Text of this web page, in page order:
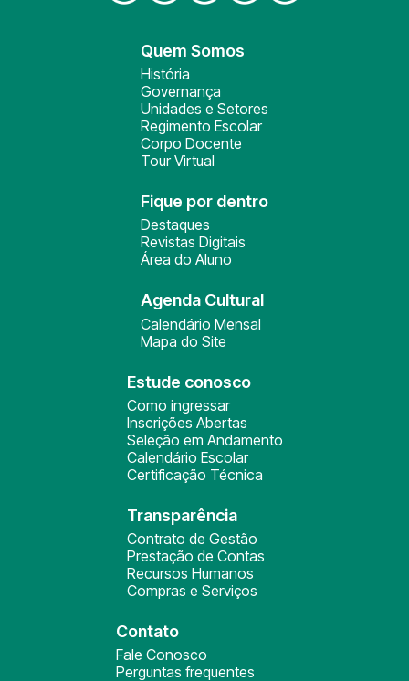
Quem Somos
História
Governança
Unidades e Setores
Regimento Escolar
Corpo Docente
Tour Virtual
Fique por dentro
Destaques
Revistas Digitais
Área do Aluno
Agenda Cultural
Calendário Mensal
Mapa do Site
Estude conosco
Como ingressar
Inscrições Abertas
Seleção em Andamento
Calendário Escolar
Certificação Técnica
Transparência
Contrato de Gestão
Prestação de Contas
Recursos Humanos
Compras e Serviços
Contato
Fale Conosco
Perguntas frequentes